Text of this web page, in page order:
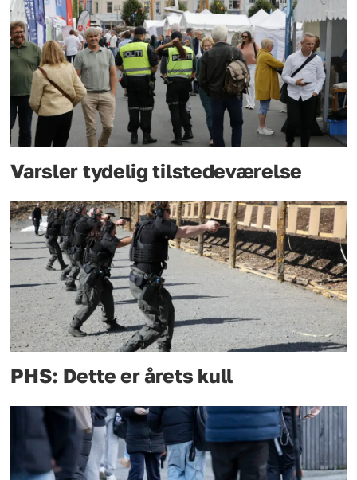
Varsler tydelig tilstedeværelse
PHS: Dette er årets kull